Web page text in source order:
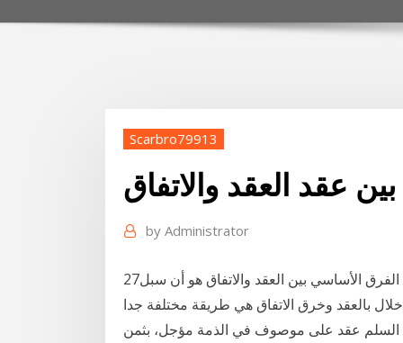
Scarbro79913
عقد العقد والاتفاق
by Administrator
27‏‏/10‏‏/1440 بعد الهجرة ما هو الفرق بين العقد والاتفاق؟ • الفرق الأساسي بين العقد والاتفاق هو أن سبل
السلم عقد على موصوف في الذمة مؤجل، بثمن